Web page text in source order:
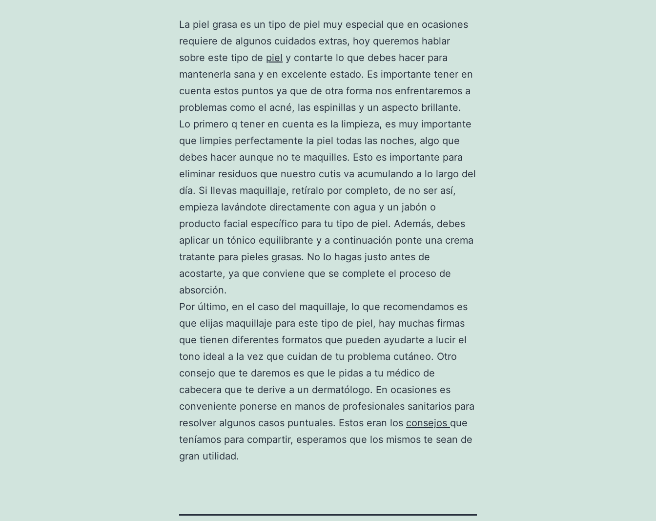
La piel grasa es un tipo de piel muy especial que en ocasiones
requiere de algunos cuidados extras, hoy queremos hablar
sobre este tipo de piel y contarte lo que debes hacer para
mantenerla sana y en excelente estado. Es importante tener en
cuenta estos puntos ya que de otra forma nos enfrentaremos a
problemas como el acné, las espinillas y un aspecto brillante.
Lo primero q tener en cuenta es la limpieza, es muy importante
que limpies perfectamente la piel todas las noches, algo que
debes hacer aunque no te maquilles. Esto es importante para
eliminar residuos que nuestro cutis va acumulando a lo largo del
día. Si llevas maquillaje, retíralo por completo, de no ser así,
empieza lavándote directamente con agua y un jabón o
producto facial específico para tu tipo de piel. Además, debes
aplicar un tónico equilibrante y a continuación ponte una crema
tratante para pieles grasas. No lo hagas justo antes de
acostarte, ya que conviene que se complete el proceso de
absorción.
Por último, en el caso del maquillaje, lo que recomendamos es
que elijas maquillaje para este tipo de piel, hay muchas firmas
que tienen diferentes formatos que pueden ayudarte a lucir el
tono ideal a la vez que cuidan de tu problema cutáneo. Otro
consejo que te daremos es que le pidas a tu médico de
cabecera que te derive a un dermatólogo. En ocasiones es
conveniente ponerse en manos de profesionales sanitarios para
resolver algunos casos puntuales. Estos eran los consejos que
teníamos para compartir, esperamos que los mismos te sean de
gran utilidad.